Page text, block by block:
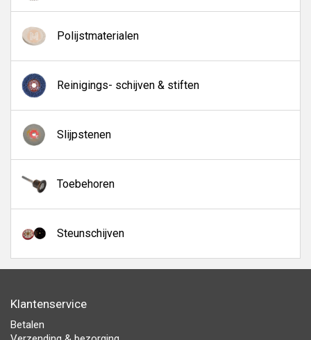
Polijstmaterialen
Reinigings- schijven & stiften
Slijpstenen
Toebehoren
Steunschijven
Klantenservice
Betalen